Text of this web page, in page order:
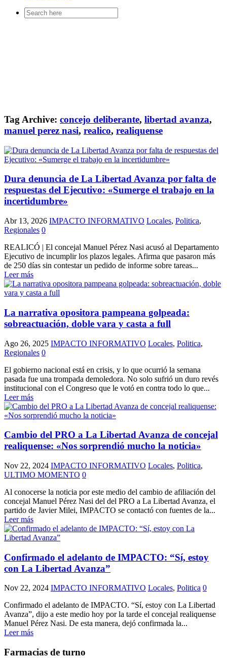
Search
for:
Tag Archive: concejo deliberante, libertad avanza,
manuel perez nasi, realico, realiquense
Dura denuncia de La Libertad Avanza por falta de
respuestas del Ejecutivo: «Sumerge el trabajo en la
incertidumbre»
Abr 13, 2026 IMPACTO INFORMATIVO Locales, Politica,
Regionales 0
REALICÓ | El concejal Manuel Pérez Nasi acusó al Departamento
Ejecutivo de incumplir los plazos legales. Afirma que pasaron más
de 250 días sin contestar un pedido de informe sobre tareas...
Leer más
La narrativa opositora pampeana golpeada:
sobreactuación, doble vara y casta a full
Ago 26, 2025 IMPACTO INFORMATIVO Locales, Politica,
Regionales 0
El gobierno nacional está en crisis, y lo que ocurrió la semana
pasada fue una trompada demoledora. No solo sufrió un duro revés
institucional con el Congreso que le votó en contra todo lo que...
Leer más
Cambio del PRO a La Libertad Avanza de concejal
realiquense: «Nos sorprendió mucho la noticia»
Nov 22, 2024 IMPACTO INFORMATIVO Locales, Politica,
ULTIMO MOMENTO 0
Al conocerse la noticia por este medio del cambio de afiliación del
concejal Manuel Pérez Nasi del del PRO a La Libertad Avanza, el
partido de Javier Milei, IMPACTO se contactó con fuentes de la...
Leer más
Confirmado el adelanto de IMPACTO: “Sí, estoy
con La Libertad Avanza”
Nov 22, 2024 IMPACTO INFORMATIVO Locales, Politica 0
Confirmado el adelanto de IMPACTO. “Sí, estoy con La Libertad
Avanza”, dijo a este medio hoy por la tarde el concejal realiquense
Manuel Pérez Nasi. De esta manera, dejó confirmada la...
Leer más
Farmacias de turno